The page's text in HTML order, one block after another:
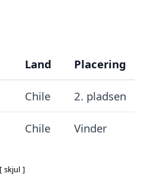
Land Placering
Chile 2. pladsen
Chile Vinder
skjul